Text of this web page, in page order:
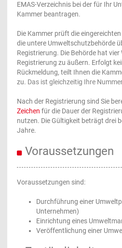
EMAS-Verzeichnis bei der für Ihr
Kammer beantragen.
Die Kammer prüft die
die untere Umweltschutzbehörde
Registrierung. Die Behörde hat vier
Registrierung zu äußern. Erfolgt
Rückmeldung, teilt Ihnen die
zu. Das ist gleichzeitig Ihre
Nach der Registrierung sind Sie
Zeichen für die Dauer der
nutzen. Die Gültigkeit beträgt drei
Jahre.
Voraussetzungen
Voraussetzungen sind:
Durchführung einer
Unternehmen)
Einrichtung eines
Veröffentlichung einer